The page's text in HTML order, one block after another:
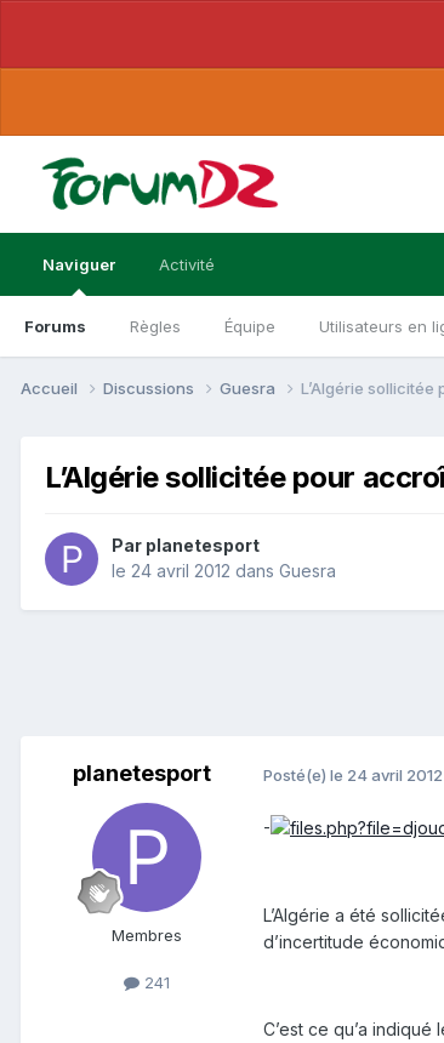
Naviguer
Forums Règles Équipe Utilisateurs en
Activité
Accueil Discussions Guesra L’Algérie
L’Algérie sollicitée pour
Par planetesport
le 24 avril 2012 dans Guesra
planetesport
Membres
241
Posté(e) le 24 avril 2012
-
L’Algérie a été
d’incertitude
C’est ce qu’a